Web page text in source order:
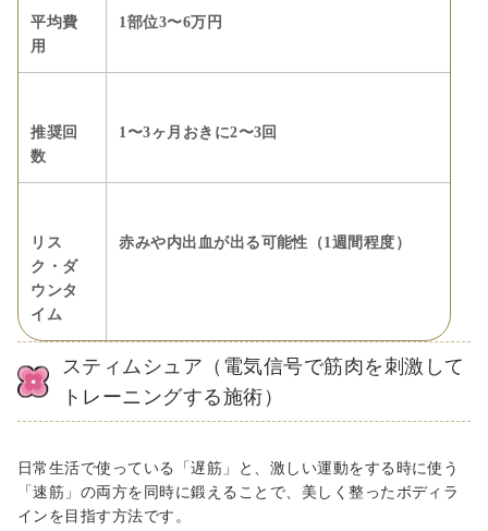
平均費
用
1部位3〜6万円
推奨回
数
1〜3ヶ月おきに2〜3回
リス
ク・ダ
ウンタ
イム
赤みや内出血が出る可能性（1週間程度）
スティムシュア（電気信号で筋肉を刺激して
トレーニングする施術）
日常生活で使っている「遅筋」と、激しい運動をする時に使う
「速筋」の両方を同時に鍛えることで、美しく整ったボディラ
インを目指す方法です。